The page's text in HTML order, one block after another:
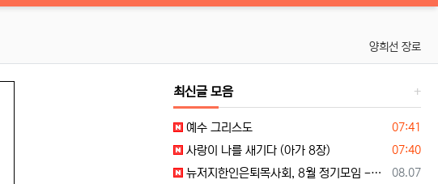
양희선 장로
최신글 모음
등록일
07:41
예수 그리스도
등록일
07:40
사랑이 나를 새기다 (아가 8장)
등록일
08.07
뉴저지한인은퇴목사회, 8월 정기모임 --- "요한처럼 예수님만 높이며 살자"